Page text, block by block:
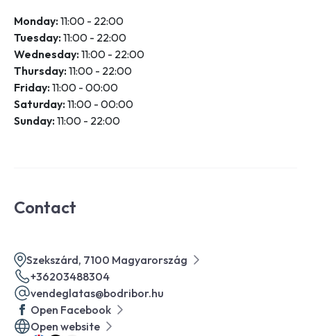
Monday:11:00 - 22:00
Tuesday:11:00 - 22:00
Wednesday:11:00 - 22:00
Thursday:11:00 - 22:00
Friday:11:00 - 00:00
Saturday:11:00 - 00:00
Sunday:11:00 - 22:00
Contact
Szekszárd, 7100 Magyarország
+36203488304
vendeglatas@bodribor.hu
Open Facebook
Open website